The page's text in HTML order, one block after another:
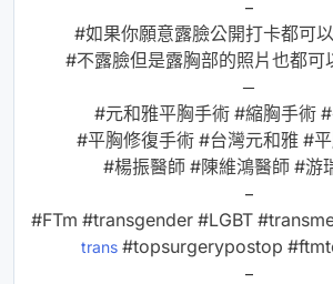
–
#如果你願意露臉公開打卡都可
#不露臉但是露胸部的照片也都可
－
#元和雅平胸手術 #縮胸手術
#平胸修復手術 #台灣元和雅 #
#楊振醫師 #陳維鴻醫師 #游
–
#FTm #transgender #LGBT
trans #topsurgerypostop
–